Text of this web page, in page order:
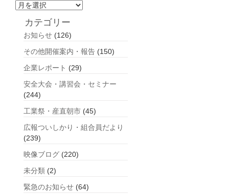
過
カテゴリー
お知らせ (126)
その他開催案内・報告 (150)
企業レポート (29)
安全大会・講習会・セミナー
(244)
工業祭・産直朝市 (45)
広報ついしかり・組合員だより
(239)
映像ブログ (220)
未分類 (2)
緊急のお知らせ (64)